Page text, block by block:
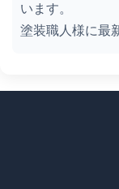
います。
塗装職人様に最